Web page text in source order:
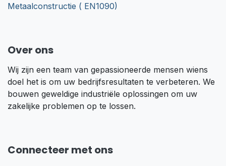
Metaalconstructie ( EN1090)
Over ons
Wij zijn een team van gepassioneerde mensen wiens
doel het is om uw bedrijfsresultaten te verbeteren. We
bouwen geweldige industriële oplossingen om uw
zakelijke problemen op te lossen.
Connecteer met ons